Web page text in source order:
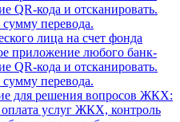
лица на счет фонда
приложение любого банк-
QR-кода и отсканировать.
сумму перевода.